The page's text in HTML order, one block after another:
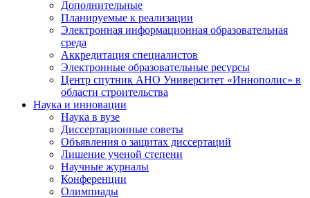
Дополнительные
Планируемые к реализации
Электронная информационная образовательная
среда
Аккредитация специалистов
Электронные образовательные ресурсы
Центр спутник АНО Университет «Иннополис» в
области строительства
Наука и инновации
Наука в вузе
Диссертационные советы
Объявления о защитах диссертаций
Лишение ученой степени
Научные журналы
Конференции
Олимпиады